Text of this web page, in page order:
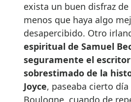
exista un buen disfraz de
menos que haya algo
desapercibido. Otro
espiritual de Samuel
seguramente el
sobrestimado de la
Joyce, paseaba cierto
Boulogne, cuando de